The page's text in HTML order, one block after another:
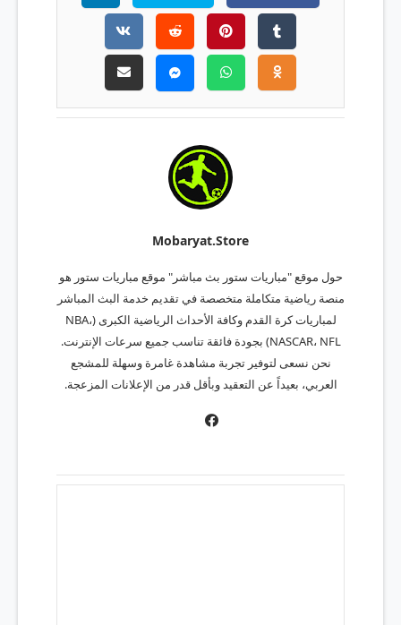
Mobaryat.store
حول موقع "مباريات ستور بث مباشر" موقع مباريات ستور هو
منصة رياضية متكاملة متخصصة في تقديم خدمة البث المباشر
لمباريات كرة القدم وكافة الأحداث الرياضية الكبرى (NBA،
NASCAR، NFL) بجودة فائقة تناسب جميع سرعات الإنترنت.
نحن نسعى لتوفير تجربة مشاهدة غامرة وسهلة للمشجع
العربي، بعيداً عن التعقيد وبأقل قدر من الإعلانات المزعجة.